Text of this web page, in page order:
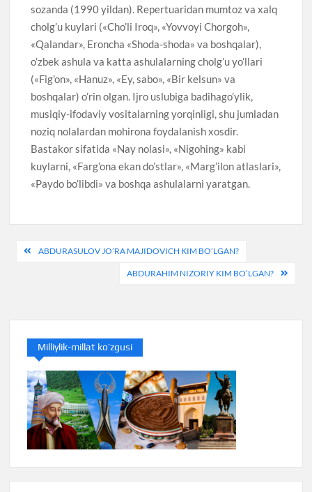
sozanda (1990 yildan). Repertuaridan mumtoz va xalq
cholg’u kuylari («Cho’li Iroq», «Yovvoyi Chorgoh»,
«Qalandar», Eroncha «Shoda-shoda» va boshqalar),
o’zbek ashula va katta ashulalarning cholg’u yo’llari
(«Fig’on», «Hanuz», «Ey, sabo», «Bir kelsun» va
boshqalar) o’rin olgan. Ijro uslubiga badihago’ylik,
musiqiy-ifodaviy vositalarning yorqinligi, shu jumladan
noziq nolalardan mohirona foydalanish xosdir.
Bastakor sifatida «Nay nolasi», «Nigohing» kabi
kuylarni, «Farg’ona ekan do’stlar», «Marg’ilon atlaslari»,
«Paydo bo’libdi» va boshqa ashulalarni yaratgan.
PostABDURASULOV JO’RA MAJIDOVICH KIM BO’LGAN?
ABDURAHIM NIZORIY KIM BO’LGAN?
Milliylik-millat ko’zgusi